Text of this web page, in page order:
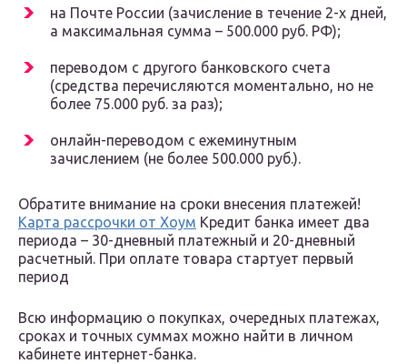
на Почте России (зачисление в течение 2-х дней,
а максимальная сумма – 500.000 руб. РФ);
переводом с другого банковского счета
(средства перечисляются моментально, но не
более 75.000 руб. за раз);
онлайн-переводом с ежеминутным
зачислением (не более 500.000 руб.).
Обратите внимание на сроки внесения платежей!
Карта рассрочки от Хоум Кредит банка имеет два
периода – 30-дневный платежный и 20-дневный
расчетный. При оплате товара стартует первый
период
Всю информацию о покупках, очередных платежах,
сроках и точных суммах можно найти в личном
кабинете интернет-банка.